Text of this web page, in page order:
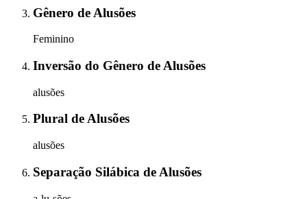
Gênero de Alusões
Feminino
Inversão do Gênero de Alusões
alusões
Plural deAlusões
alusões
Separação Silábica de Alusões